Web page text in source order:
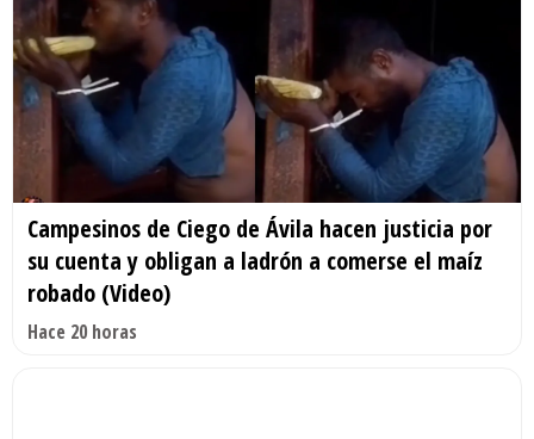
Campesinos de Ciego de Ávila hacen justicia por
su cuenta y obligan a ladrón a comerse el maíz
robado (Video)
Hace 20 horas